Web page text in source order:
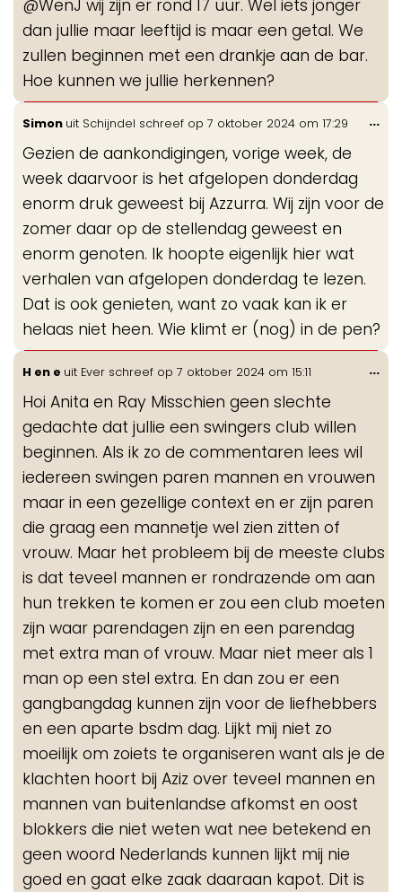
@WenJ wij zijn er rond 17 uur. Wel iets jonger
dan jullie maar leeftijd is maar een getal. We
zullen beginnen met een drankje aan de bar.
Hoe kunnen we jullie herkennen?
Simon uit Schijndel schreef op 7 oktober 2024 om 17:29
Gezien de aankondigingen, vorige week, de
week daarvoor is het afgelopen donderdag
enorm druk geweest bij Azzurra. Wij zijn voor de
zomer daar op de stellendag geweest en
enorm genoten. Ik hoopte eigenlijk hier wat
verhalen van afgelopen donderdag te lezen.
Dat is ook genieten, want zo vaak kan ik er
helaas niet heen. Wie klimt er (nog) in de pen?
...
H en e uit Ever schreef op 7 oktober 2024 om 15:11
Hoi Anita en Ray Misschien geen slechte
gedachte dat jullie een swingers club willen
beginnen. Als ik zo de commentaren lees wil
iedereen swingen paren mannen en vrouwen
maar in een gezellige context en er zijn paren
die graag een mannetje wel zien zitten of
vrouw. Maar het probleem bij de meeste clubs
is dat teveel mannen er rondrazende om aan
hun trekken te komen er zou een club moeten
zijn waar parendagen zijn en een parendag
met extra man of vrouw. Maar niet meer als 1
man op een stel extra. En dan zou er een
gangbangdag kunnen zijn voor de liefhebbers
en een aparte bsdm dag. Lijkt mij niet zo
moeilijk om zoiets te organiseren want als je de
klachten hoort bij Aziz over teveel mannen en
mannen van buitenlandse afkomst en oost
blokkers die niet weten wat nee betekend en
geen woord Nederlands kunnen lijkt mij nie
goed en gaat elke zaak daaraan kapot. Dit is
...